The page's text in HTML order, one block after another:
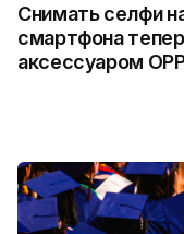
Снимать селфи
смартфона
аксессуаром